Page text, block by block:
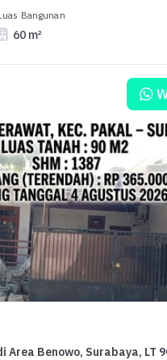
Bangunan
60 m²